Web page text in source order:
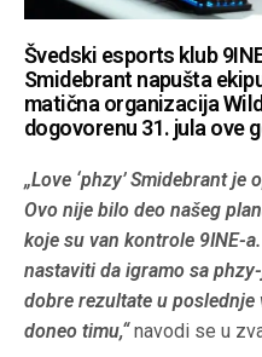
Švedski esports klub
Smidebrant napušta
matična organizacija
dogovorenu 31. jula ove
„Love ‘phzy’ Smidebrant
Ovo nije bilo deo našeg
koje su van kontrole 9INE-
nastaviti da igramo sa
dobre rezultate u
doneo timu,“navodi se u